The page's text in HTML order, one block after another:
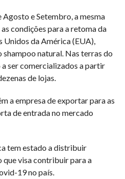
e Setembro, a mesma
condições para a retoma da
Unidos da América (EUA),
natural. Nas terras do
ser comercializados a partir
de lojas.
a empresa de exportar para as
de entrada no mercado
tem estado a distribuir
que visa contribuir para a
19 no país.